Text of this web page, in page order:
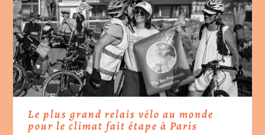
Le plus grand relais vélo au monde
pour le climat fait étape à Paris